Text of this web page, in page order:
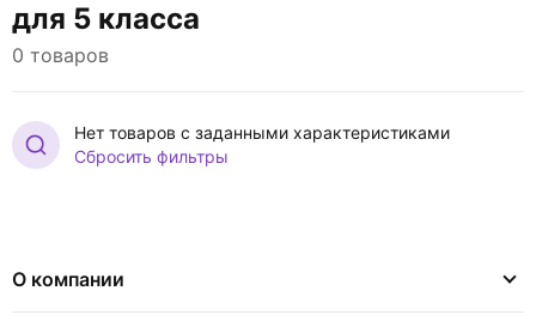
для 5 класса
0 товаров
Нет товаров с заданными характеристиками
Сбросить фильтры
О компании